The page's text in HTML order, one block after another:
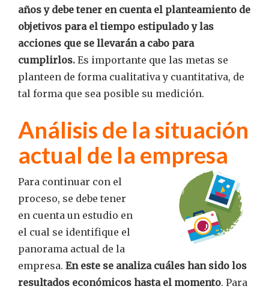
años y debe tener en cuenta el planteamiento de
objetivos para el tiempo estipulado y las
acciones que se llevarán a cabo para
cumplirlos. Es importante que las metas se
planteen de forma cualitativa y cuantitativa, de
tal forma que sea posible su medición.
Análisis de la situación
actual de la empresa
Para continuar con el
proceso, se debe tener
en cuenta un estudio en
el cual se identifique el
panorama actual de la
empresa. En este se analiza cuáles han sido los
resultados económicos hasta el momento. Para